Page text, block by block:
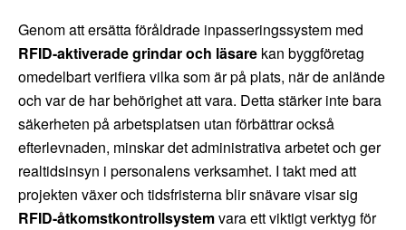
Genom att ersätta föråldrade inpasseringssystem med
RFID-aktiverade grindar och läsare kan byggföretag
omedelbart verifiera vilka som är på plats, när de anlände
och var de har behörighet att vara. Detta stärker inte bara
säkerheten på arbetsplatsen utan förbättrar också
efterlevnaden, minskar det administrativa arbetet och ger
realtidsinsyn i personalens verksamhet. I takt med att
projekten växer och tidsfristerna blir snävare visar sig
RFID-åtkomstkontrollsystemvara ett viktigt verktyg för